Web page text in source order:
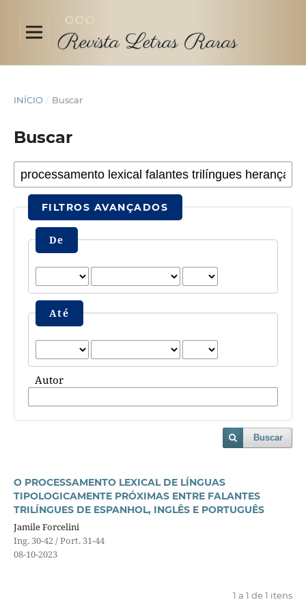
INÍCIO / Buscar
Buscar
FILTROS AVANÇADOS
De
Até
Autor
Buscar
O PROCESSAMENTO LEXICAL DE LÍNGUAS
TIPOLOGICAMENTE PRÓXIMAS ENTRE FALANTES
TRILÍNGUES DE ESPANHOL, INGLÊS E PORTUGUÊS
Jamile Forcelini
Ing. 30-42 / Port. 31-44
08-10-2023
1 a 1 de 1 itens